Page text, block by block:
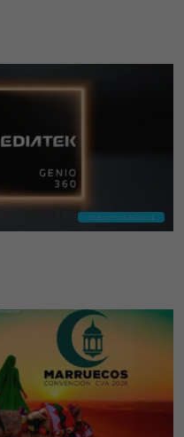
Inteligencia Artificial